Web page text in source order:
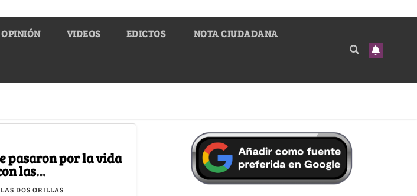
OPINIÓN VIDEOS EDICTOS NOTA CIUDADANA
pasaron por la vida
las
LAS DOS ORILLAS